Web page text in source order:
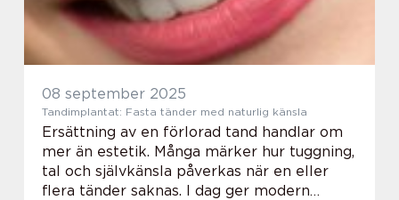
08 september 2025
Tandimplantat: Fasta tänder med naturlig känsla
Ersättning av en förlorad tand handlar om
mer än estetik. Många märker hur tuggning,
tal och självkänsla påverkas när en eller
flera tänder saknas. I dag ger modern